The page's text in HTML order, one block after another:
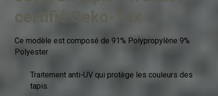
certifié Oeko-Tex
Ce modèle est composé de 91% Polypropylène 9%
Polyester
Traitement anti-UV qui protège les couleurs des
tapis.